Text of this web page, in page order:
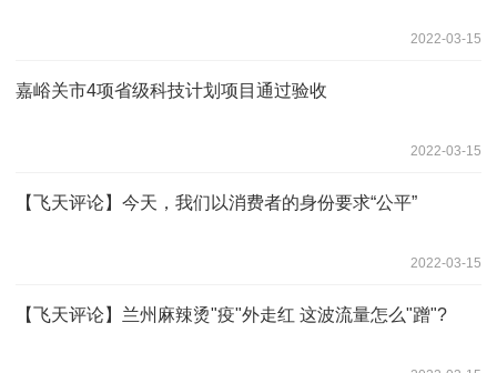
2022-03-15
嘉峪关市4项省级科技计划项目通过验收
2022-03-15
【飞天评论】今天，我们以消费者的身份要求“公平”
2022-03-15
【飞天评论】兰州麻辣烫"疫"外走红 这波流量怎么"蹭"?